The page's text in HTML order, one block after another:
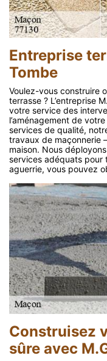
Entreprise
Tombe
Voulez-vous construire
terrasse ? L’entreprise
votre service des
l’aménagement de
services de qualité,
travaux de maçonnerie
maison. Nous
services adéquats pour
aguerrie, vous pouvez
Construisez
sûre avec